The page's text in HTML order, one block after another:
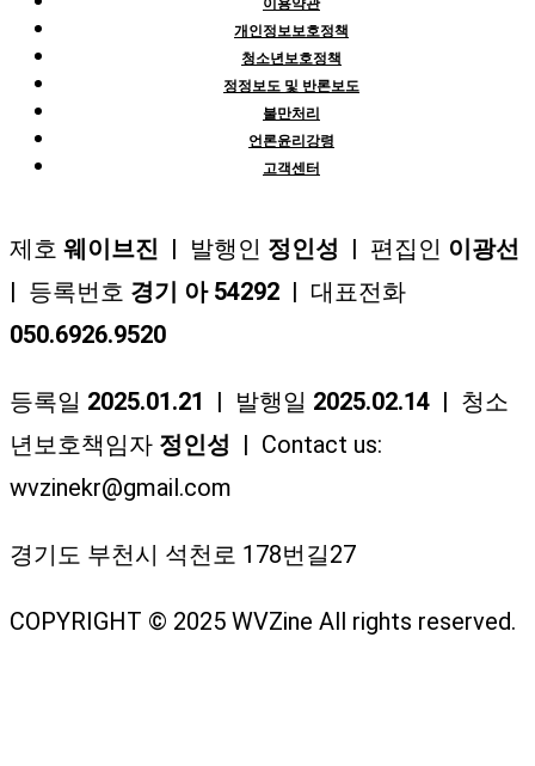
개인정보보호정책
청소년보호정책
정정보도 및 반론보도
불만처리
언론윤리강령
고객센터
제호 웨이브진 | 발행인 정인성 | 편집인 이광선
| 등록번호 경기 아 54292 | 대표전화
050.6926.9520
등록일 2025.01.21 | 발행일 2025.02.14 | 청소
년보호책임자 정인성 | Contact us:
wvzinekr@gmail.com
경기도 부천시 석천로 178번길27
COPYRIGHT © 2025 WVZine All rights reserved.